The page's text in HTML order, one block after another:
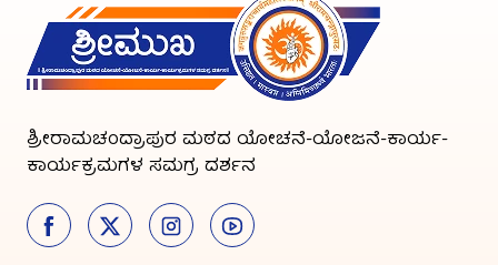
ಶ್ರೀರಾಮಚಂದ್ರಾಪುರ ಮಠದ ಯೋಚನೆ-ಯೋಜನೆ-ಕಾರ್ಯ-
ಕಾರ್ಯಕ್ರಮಗಳ ಸಮಗ್ರ ದರ್ಶನ